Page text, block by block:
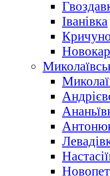
Іванівка